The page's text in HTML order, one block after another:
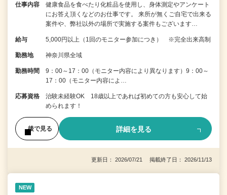
仕事内容
健康食品を食べたり化粧品を使用し、身体測定やアンケート
にお答え頂くなどのお仕事です。 来所が無くご自宅で出来る
案件や、弊社以外の場所で実施する案件もございます…
給与 5,000円以上（1回のモニター参加につき） ※完全出来高制
勤務地 神奈川県全域
勤務時間
9：00～17：00（モニター内容により異なります）9：00～
17：00（モニター内容によ…
応募資格
治験未経験OK 18歳以上であれば初めての方も安心して始
められます！
後で見る 詳細を見る
更新日： 2026/07/21 掲載終了日： 2026/11/13
NEW